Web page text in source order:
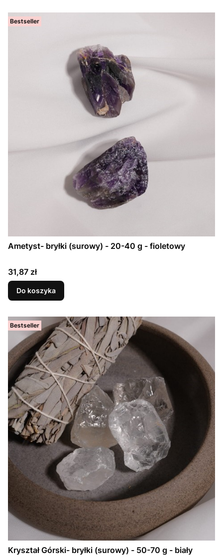
Bestseller
Ametyst- bryłki (surowy) - 20-40 g - fioletowy
Cena
31,87 zł
Do koszyka
Bestseller
Kryształ Górski- bryłki (surowy) - 50-70 g - biały